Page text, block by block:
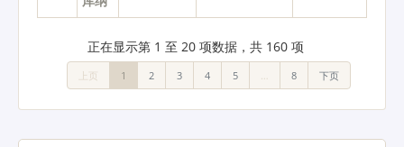
正在显示第 1 至 20 项数据，共 160 项
上页 1 2 3 4 5 … 8 下页